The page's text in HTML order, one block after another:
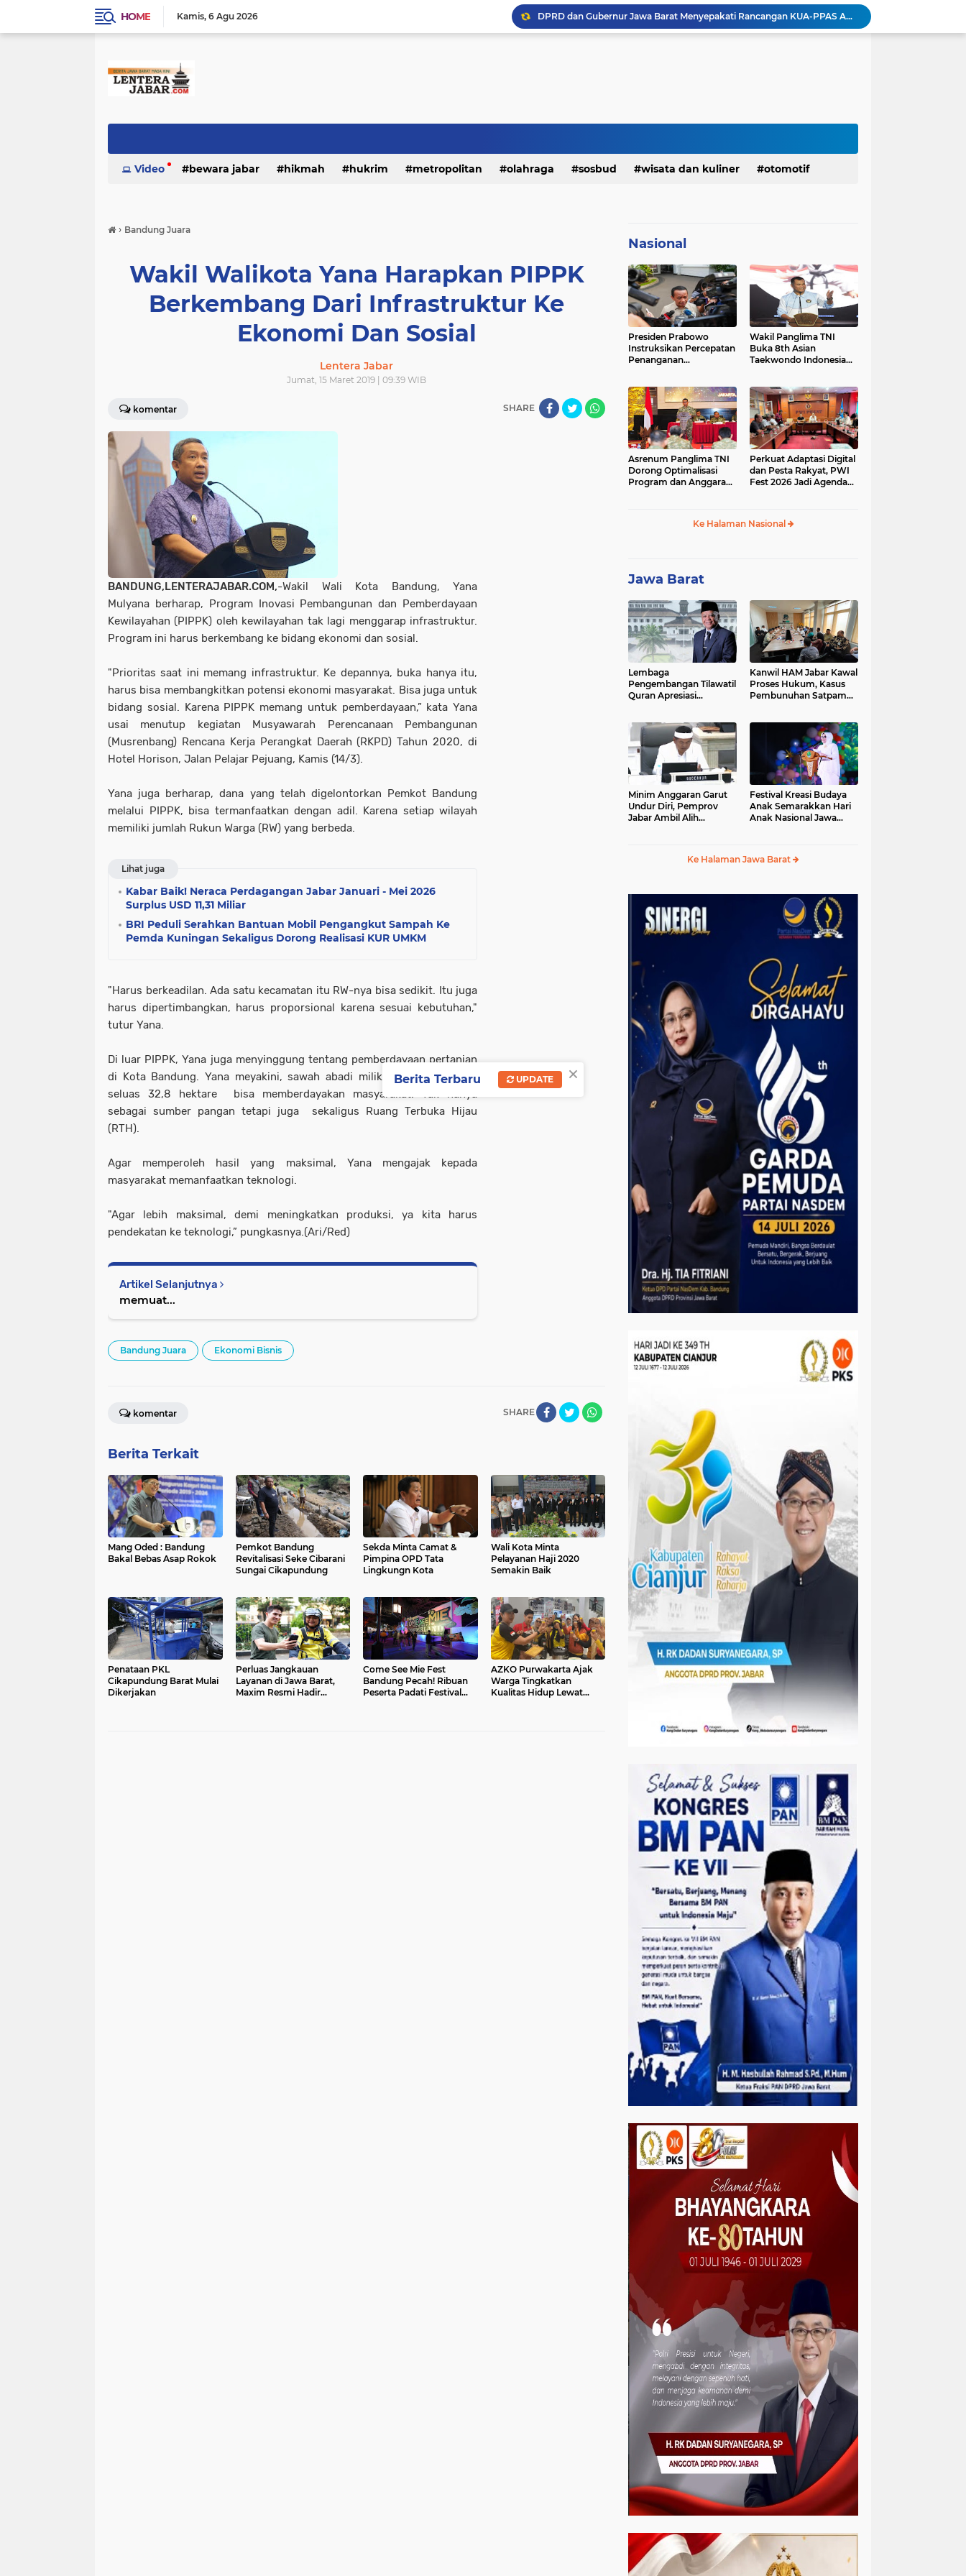
HOME Kamis 6 Agu 2026
Pemkot Siapkan 100 Armada Pengangkut Sampah Bila TPPAS Legok Nangka Beroperasi
Serda Muhammad Raihan Fadhila Raih Emas pada 8th Asian Taekwondo Indonesia Open Championship 2026
Menaker: ASN Kemnaker Harus Hadirkan Dampak Nyata bagi Masyarakat
Video bewara jabar hikmah hukrim metropolitan olahraga sosbud wisata dan kuliner otomotif
› Bandung Juara
Wakil Walikota Yana Harapkan PIPPK
Berkembang Dari Infrastruktur Ke
Ekonomi Dan Sosial
Lentera Jabar
Jumat, 15 Maret 2019 | 09:39 WIB
komentar SHARE
BANDUNG,LENTERAJABAR.COM,-Wakil Wali Kota Bandung, Yana
Mulyana berharap, Program Inovasi Pembangunan dan Pemberdayaan
Kewilayahan (PIPPK) oleh kewilayahan tak lagi menggarap infrastruktur.
Program ini harus berkembang ke bidang ekonomi dan sosial.
"Prioritas saat ini memang infrastruktur. Ke depannya, buka hanya itu,
harus bisa membangkitkan potensi ekonomi masyarakat. Bisa juga untuk
bidang sosial. Karena PIPPK memang untuk pemberdayaan,” kata Yana
usai menutup kegiatan Musyawarah Perencanaan Pembangunan
(Musrenbang) Rencana Kerja Perangkat Daerah (RKPD) Tahun 2020, di
Hotel Horison, Jalan Pelajar Pejuang, Kamis (14/3).
Yana juga berharap, dana yang telah digelontorkan Pemkot Bandung
melalui PIPPK, bisa termanfaatkan dengan adil. Karena setiap wilayah
memiliki jumlah Rukun Warga (RW) yang berbeda.
Lihat juga
Kabar Baik! Neraca Perdagangan Jabar Januari - Mei 2026
Surplus USD 11,31 Miliar
BRI Peduli Serahkan Bantuan Mobil Pengangkut Sampah Ke
Pemda Kuningan Sekaligus Dorong Realisasi KUR UMKM
"Harus berkeadilan. Ada satu kecamatan itu RW-nya bisa sedikit. Itu juga
harus dipertimbangkan, harus proporsional karena sesuai kebutuhan,"
tutur Yana.
Di luar PIPPK, Yana juga menyinggung tentang pemberdayaan pertanian
di Kota Bandung. Yana meyakini, sawah abadi milik Pemkot Bandung
seluas 32,8 hektare bisa memberdayakan masyarakat. Tak hanya
sebagai sumber pangan tetapi juga sekaligus Ruang Terbuka Hijau
(RTH).
Agar memperoleh hasil yang maksimal, Yana mengajak kepada
masyarakat memanfaatkan teknologi.
"Agar lebih maksimal, demi meningkatkan produksi, ya kita harus
pendekatan ke teknologi,” pungkasnya.(Ari/Red)
Artikel Selanjutnya
memuat...
Bandung Juara Ekonomi Bisnis
SHARE
komentar
Berita Terkait
Mang Oded : Bandung
Bakal Bebas Asap Rokok
Pemkot Bandung
Revitalisasi Seke Cibarani
Sungai Cikapundung
Sekda Minta Camat &
Pimpina OPD Tata
Lingkungn Kota
Wali Kota Minta
Pelayanan Haji 2020
Semakin Baik
Penataan PKL
Cikapundung Barat Mulai
Dikerjakan
Perluas Jangkauan
Layanan di Jawa Barat,
Maxim Resmi Hadir
Come See Mie Fest
Bandung Pecah! Ribuan
Peserta Padati Festival
AZKO Purwakarta Ajak
Warga Tingkatkan
Kualitas Hidup Lewat
Nasional
Presiden Prabowo
Instruksikan Percepatan
Penanganan
BBM
Wakil Panglima TNI
Buka 8th Asian
Taekwondo Indonesia
Asrenum Panglima TNI
Dorong Optimalisasi
Program dan Anggaran
Perkuat Adaptasi Digital
dan Pesta Rakyat, PWI
Fest 2026 Jadi Agenda
Ke Halaman Nasional
Jawa Barat
Lembaga
Pengembangan Tilawatil
Quran Apresiasi
Langsung MTQ Jabar
Kanwil HAM Jabar Kawal
Proses Hukum, Kasus
Pembunuhan Satpam
Minim Anggaran Garut
Undur Diri, Pemprov
Jabar Ambil Alih
Festival Kreasi Budaya
Anak Semarakkan Hari
Anak Nasional Jawa
Sunda
Ke Halaman Jawa Barat
×
Berita Terbaru UPDATE